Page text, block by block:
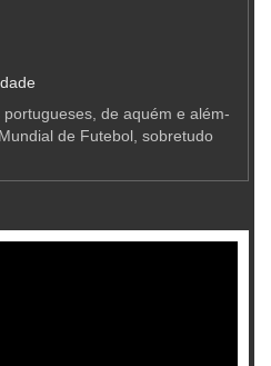
de aquém e além-
de Futebol, sobretudo